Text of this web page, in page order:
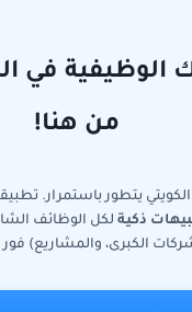
الوظيفية في
من هنا!
يتطور باستمرار.
ذكية لكل الوظائف
الكبرى، والمشاريع)